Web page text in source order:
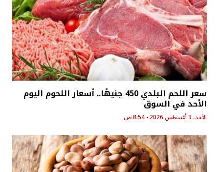
سعر اللحم البلدي 450 جنيهًا.. أسعار اللحوم اليوم
الأحد في السوق
الأحد، 9 أغسطس 2026 - 8:54 ص